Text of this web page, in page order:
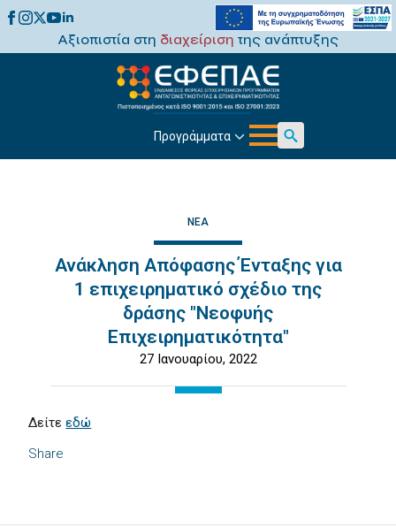
Αξιοπιστία στη διαχείριση της ανάπτυξης
Προγράμματα
Search
ΝΈΑ
Ανάκληση Απόφασης Ένταξης για
1 επιχειρηματικό σχέδιο της
δράσης "Νεοφυής
Επιχειρηματικότητα"
27 Ιανουαρίου, 2022
Share
Δείτεεδώ